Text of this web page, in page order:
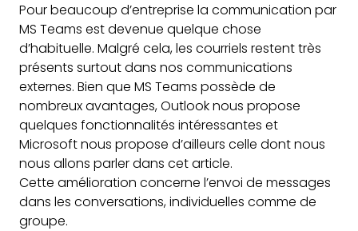
Pour beaucoup d’entreprise la communication par
MS Teams est devenue quelque chose
d’habituelle. Malgré cela, les courriels restent très
présents surtout dans nos communications
externes. Bien que MS Teams possède de
nombreux avantages, Outlook nous propose
quelques fonctionnalités intéressantes et
Microsoft nous propose d’ailleurs celle dont nous
nous allons parler dans cet article.
Cette amélioration concerne l’envoi de messages
dans les conversations, individuelles comme de
groupe.